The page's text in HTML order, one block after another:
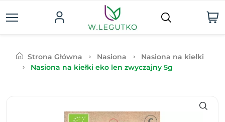
Strona Główna Nasiona
Nasiona na kiełki
Nasiona na kiełki eko len zwyczajny 5g